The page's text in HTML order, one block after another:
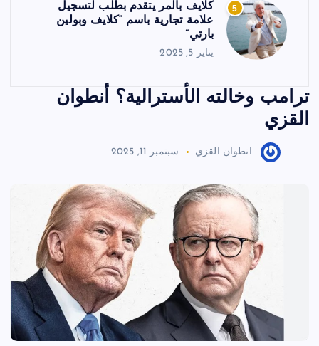
5
كلايف بالمر يتقدم بطلب لتسجيل
علامة تجارية باسم “كلايف وبولين
بارتي”
يناير 5, 2025
ترامب وخالته الأسترالية؟ أنطوان
القزي
انطوان القزي سبتمبر 11, 2025